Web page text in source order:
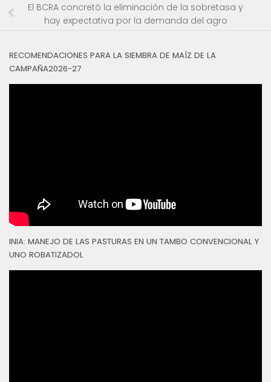
El BCRA concretó la eliminación de la sobretasa y
hay expectativa por la demanda del agro
RECOMENDACIONES PARA LA SIEMBRA DE MAÍZ DE LA
CAMPAÑA2026-27
INIA: MANEJO DE LAS PASTURAS EN UN TAMBO CONVENCIONAL Y
UNO ROBATIZADOL